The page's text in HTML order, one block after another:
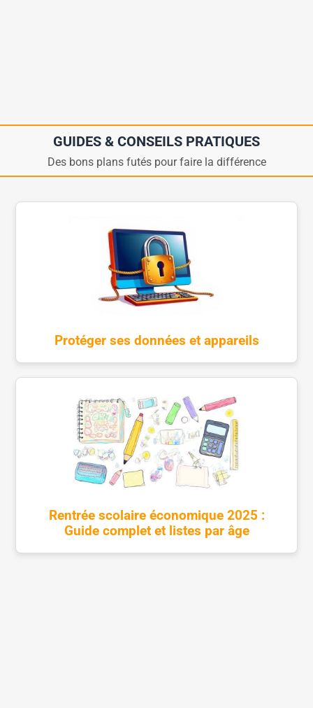
GUIDES & CONSEILS PRATIQUES
Des bons plans futés pour faire la différence
Protéger ses données et appareils
Rentrée scolaire économique 2025 :
Guide complet et listes par âge